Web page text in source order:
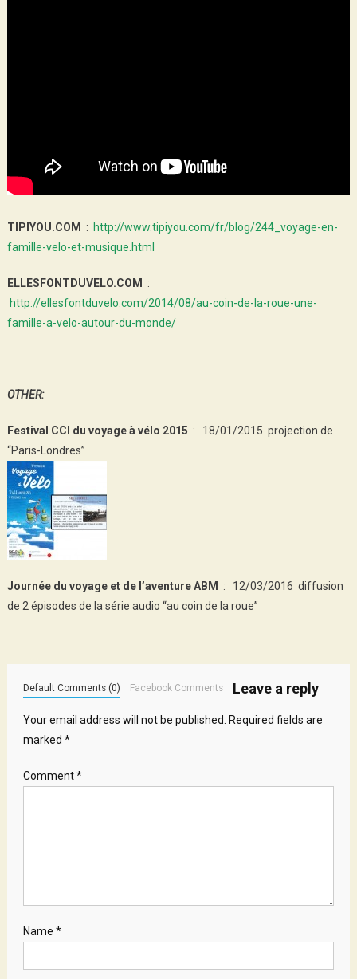
TIPIYOU.COM : http://www.tipiyou.com/fr/blog/244_voyage-en-
famille-velo-et-musique.html
ELLESFONTDUVELO.COM
:
http://ellesfontduvelo.com/2014/08/au-coin-de-la-roue-une-
famille-a-velo-autour-du-monde/
OTHER:
Festival CCI du voyage à vélo 2015 : 18/01/2015 projection de
“Paris-Londres”
Journée du voyage et de l’aventure ABM
: 12/03/2016 diffusion
de 2 épisodes de la série audio “au coin de la roue”
Leave a reply
Default Comments (0) Facebook Comments
Your email address will not be published. Required fields are
marked *
Comment*
Name *